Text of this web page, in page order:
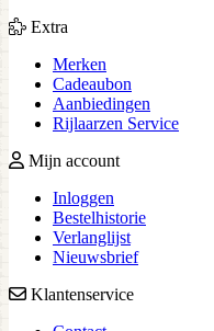
Extra
Merken
Cadeaubon
Aanbiedingen
Rijlaarzen Service
Mijn account
Inloggen
Bestelhistorie
Verlanglijst
Nieuwsbrief
Klantenservice